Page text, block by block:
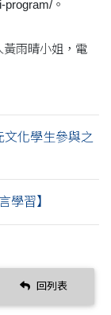
。
黃雨晴小姐，電
文化學生參與之
學習】
回列表